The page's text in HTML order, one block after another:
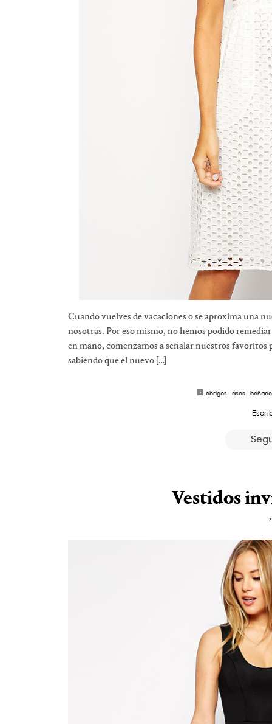
Cuando vuelves de vacaciones o se aproxima una
nosotras. Por eso mismo, no hemos podido
en mano, comenzamos a señalar nuestros
sabiendo que el nuevo […]
abrigos · asos ·
Vestidos